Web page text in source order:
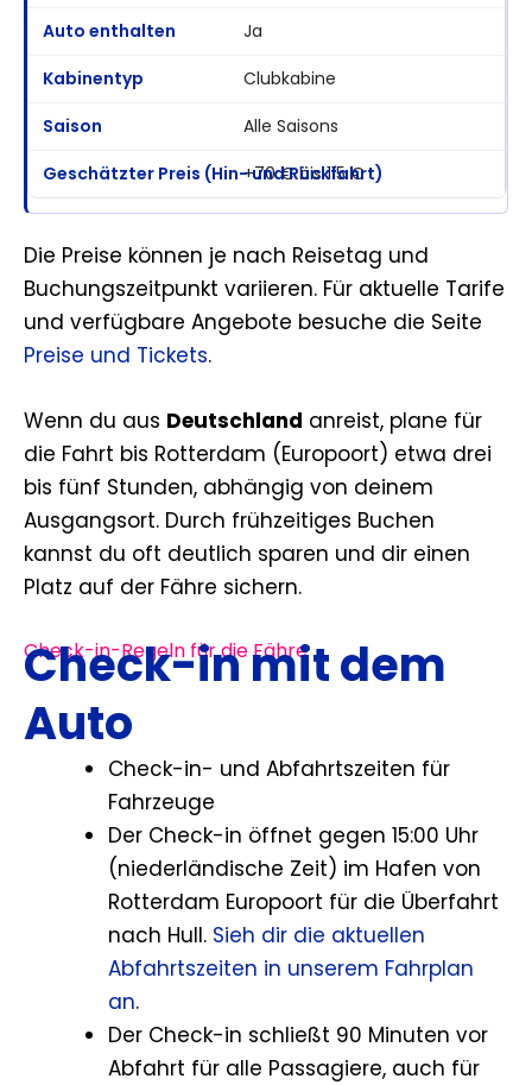
Ja
Clubkabine
Alle Saisons
+70 € bis 115 €
Die Preise können je nach Reisetag und
Buchungszeitpunkt variieren. Für aktuelle Tarife
und verfügbare Angebote besuche die Seite
Preise und Tickets.
Wenn du aus Deutschland anreist, plane für
die Fahrt bis Rotterdam (Europoort) etwa drei
bis fünf Stunden, abhängig von deinem
Ausgangsort. Durch frühzeitiges Buchen
kannst du oft deutlich sparen und dir einen
Platz auf der Fähre sichern.
Check-in-Regeln für die Fähre
Check-in mit dem
Auto
Check-in- und Abfahrtszeiten für
Fahrzeuge
Der Check-in öffnet gegen 15:00 Uhr
(niederländische Zeit) im Hafen von
Rotterdam Europoort für die Überfahrt
nach Hull. Sieh dir die aktuellen
Abfahrtszeiten in unserem Fahrplan
an.
Der Check-in schließt 90 Minuten vor
Abfahrt für alle Passagiere, auch für